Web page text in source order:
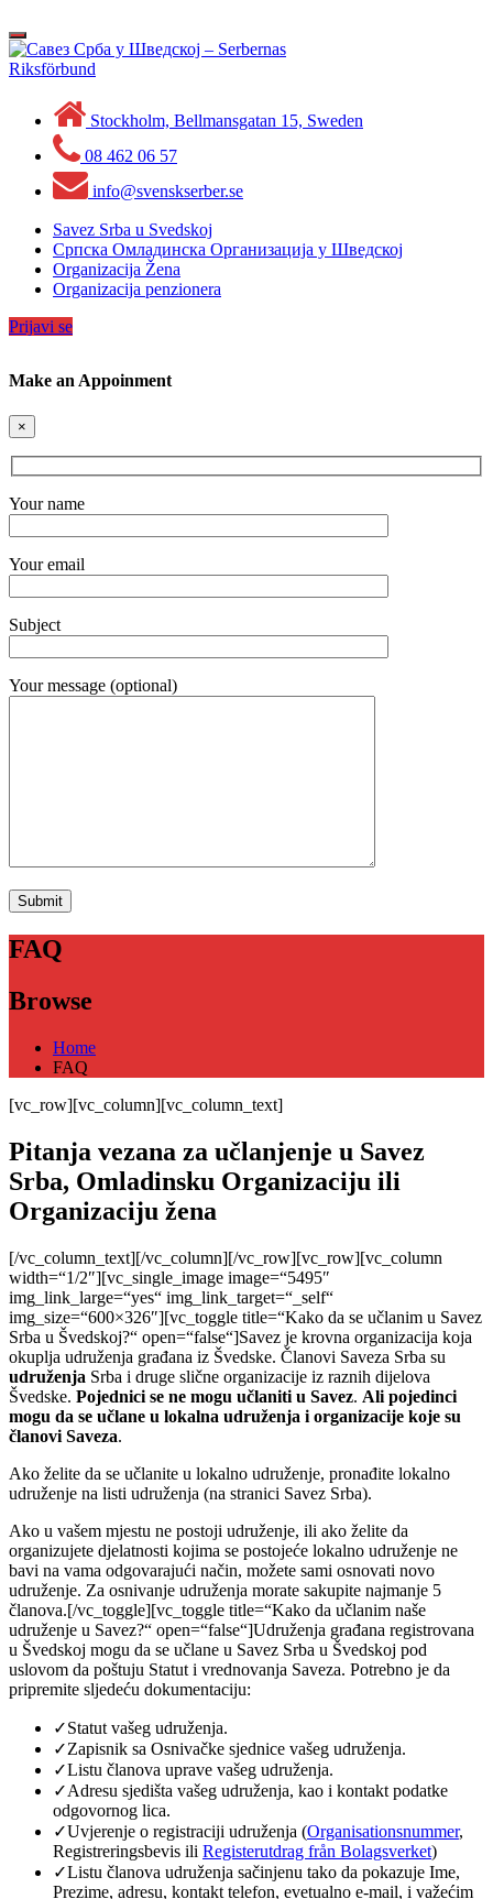
to
content
Toggle
navigation
Stockholm, Bellmansgatan 15, Sweden
08 462 06 57
info@svenskserber.se
Savez Srba u Svedskoj
Српска Омладинска Организација у Шведској
Organizacija Žena
Organizacija penzionera
Prijavi se
Make an Appoinment
×
Your name
Your email
Subject
Your message (optional)
FAQ
Browse
Home
FAQ
[vc_row][vc_column][vc_column_text]
Pitanja vezana za učlanjenje u Savez
Srba, Omladinsku Organizaciju ili
Organizaciju žena
[/vc_column_text][/vc_column][/vc_row][vc_row][vc_column
width=“1/2″][vc_single_image image=“5495″
img_link_large=“yes“ img_link_target=“_self“
img_size=“600×326″][vc_toggle title=“Kako da se učlanim u Savez
Srba u Švedskoj?“ open=“false“]Savez je krovna organizacija koja
okuplja udruženja građana iz Švedske. Članovi Saveza Srba su
udruženja Srba i druge slične organizacije iz raznih dijelova
Švedske. Pojednici se ne mogu učlaniti u Savez. Ali pojedinci
mogu da se učlane u lokalna udruženja i organizacije koje su
članovi Saveza.
Ako želite da se učlanite u lokalno udruženje, pronađite lokalno
udruženje na listi udruženja (na stranici Savez Srba).
Ako u vašem mjestu ne postoji udruženje, ili ako želite da
organizujete djelatnosti kojima se postojeće lokalno udruženje ne
bavi na vama odgovarajući način, možete sami osnovati novo
udruženje. Za osnivanje udruženja morate sakupite najmanje 5
članova.[/vc_toggle][vc_toggle title=“Kako da učlanim naše
udruženje u Savez?“ open=“false“]Udruženja građana registrovana
u Švedskoj mogu da se učlane u Savez Srba u Švedskoj pod
uslovom da poštuju Statut i vrednovanja Saveza. Potrebno je da
pripremite sljedeću dokumentaciju:
✓Statut vašeg udruženja.
✓Zapisnik sa Osnivačke sjednice vašeg udruženja.
✓Listu članova uprave vašeg udruženja.
✓Adresu sjedišta vašeg udruženja, kao i kontakt podatke
odgovornog lica.
✓Uvjerenje o registraciji udruženja (Organisationsnummer,
Registreringsbevis ili Registerutdrag från Bolagsverket)
✓Listu članova udruženja sačinjenu tako da pokazuje Ime,
Prezime, adresu, kontakt telefon, evetualno e-mail, i važećim